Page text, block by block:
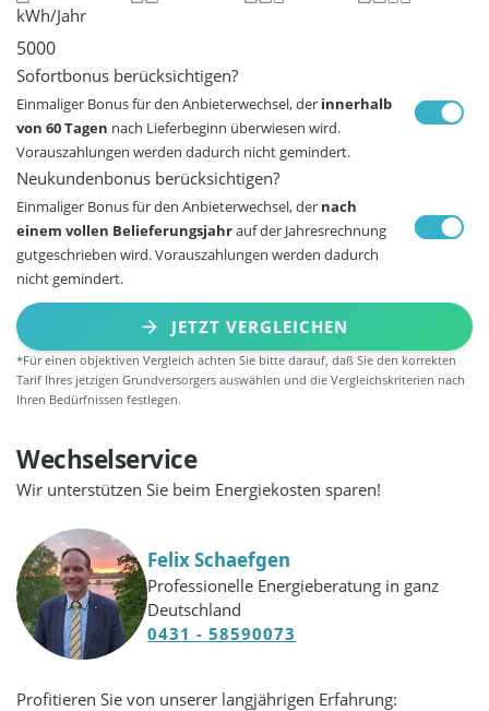
kWh/Jahr
Sofortbonus berücksichtigen?
Einmaliger Bonus für den Anbieterwechsel, der innerhalb
von 60 Tagen nach Lieferbeginn überwiesen wird.
Vorauszahlungen werden dadurch nicht gemindert.
Neukundenbonus berücksichtigen?
Einmaliger Bonus für den Anbieterwechsel, der nach
einem vollen Belieferungsjahrauf der Jahresrechnung
gutgeschrieben wird. Vorauszahlungen werden dadurch
nicht gemindert.
JETZT VERGLEICHEN
*Für einen objektiven Vergleich achten Sie bitte darauf, daß Sie den korrekten
Tarif Ihres jetzigen Grundversorgers auswählen und die Vergleichskriterien nach
Ihren Bedürfnissen festlegen.
Wechselservice
Wir unterstützen Sie beim Energiekosten sparen!
Felix Schaefgen
Professionelle Energieberatung in ganz
Deutschland
0431 - 58590073
Profitieren Sie von unserer langjährigen Erfahrung: